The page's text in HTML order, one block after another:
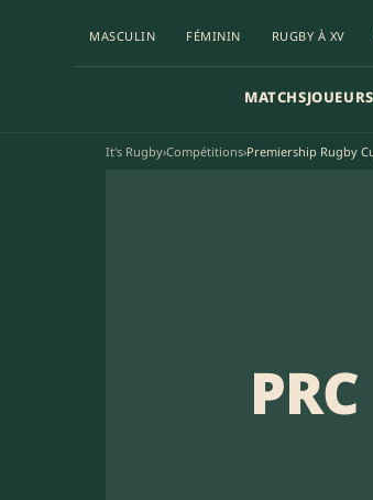
MASCULIN FÉMININ RUGBY À XV
MATCHSJOUEURS
It's Rugby›Compétitions›Premiership Rugby
PRC